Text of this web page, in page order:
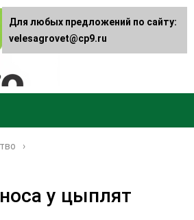
у цыплят
Для любых предложений по сайту:
velesagrovet@cp9.ru